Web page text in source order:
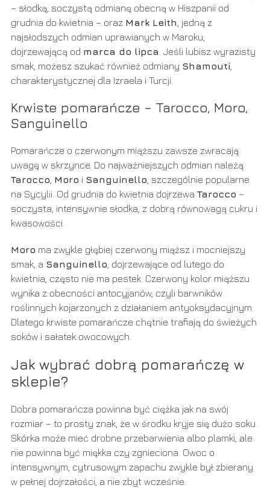
– słodką, soczystą odmianę obecną w Hiszpanii od
grudnia do kwietnia – oraz Mark Leith , jedną z
najsłodszych odmian uprawianych w Maroku,
dojrzewającą od marca do lipca . Jeśli lubisz wyrazisty
smak, możesz szukać również odmiany Shamouti
charakterystycznej dla Izraela i Turcji.
Krwiste pomarańcze – Tarocco, Moro,
Sanguinello
Pomarańcze o czerwonym miąższu zawsze zwracają
uwagę w skrzynce. Do najważniejszych odmian należą
Tarocco Moro i Sanguinello , szczególnie popularne
na Sycylii. Od grudnia do kwietnia dojrzewa Tarocco –
soczysta, intensywnie słodka, z dobrą równowagą cukru i
kwasowości.
Moro ma zwykle głębiej czerwony miąższ i mocniejszy
smak, a Sanguinello , dojrzewające od lutego do
kwietnia, często nie ma pestek. Czerwony kolor miąższu
wynika z obecności antocyjanów, czyli barwników
roślinnych kojarzonych z działaniem antyoksydacyjnym.
Dlatego krwiste pomarańcze chętnie trafiają do świeżych
soków i sałatek owocowych.
Jak wybrać dobrą pomarańczę w
sklepie?
Dobra pomarańcza powinna być ciężka jak na swój
rozmiar – to prosty znak, że w środku kryje się dużo soku.
Skórka może mieć drobne przebarwienia albo plamki, ale
nie powinna być miękka czy zgnieciona. Owoc o
intensywnym, cytrusowym zapachu zwykle był zbierany
w pełnej dojrzałości, a nie zbyt wcześnie.